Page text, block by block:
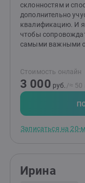
краткосрочном
и в
устойчивых и
склонностям и
дополнительно
квалификацию. И я
чтобы
самыми важными
окружающими,
человека этим
принимать,
увлеклась EMDR-
достаточно
настоящем и
Стоимость онлайн
3 000 руб. /≈ 50
Записаться на 20-
Ирина